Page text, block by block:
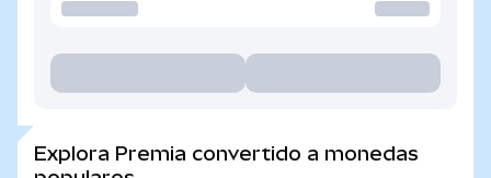
Explora Premia convertido a monedas